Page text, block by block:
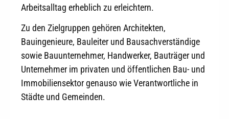
Arbeitsalltag erheblich zu erleichtern.
Zu den Zielgruppen gehören Architekten,
Bauingenieure, Bauleiter und Bausachverständige
sowie Bauunternehmer, Handwerker, Bauträger und
Unternehmer im privaten und öffentlichen Bau- und
Immobiliensektor genauso wie Verantwortliche in
Städte und Gemeinden.